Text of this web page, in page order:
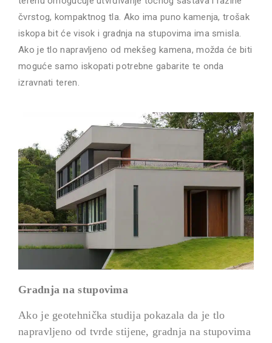
čvrstog, kompaktnog tla. Ako ima puno kamenja, trošak
iskopa bit će visok i gradnja na stupovima ima smisla.
Ako je tlo napravljeno od mekšeg kamena, možda će biti
moguće samo iskopati potrebne gabarite te onda
izravnati teren.
Gradnja na stupovima
Ako je geotehnička studija pokazala da je tlo
napravljeno od tvrde stijene, gradnja na stupovima